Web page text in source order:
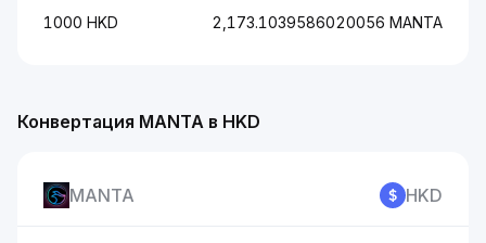
Конвертация MANTA в HKD
MANTA HKD
1000 HKD 2,173.1039586020056 MANTA